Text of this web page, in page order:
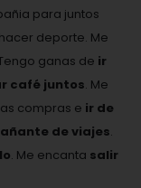
para juntos
deporte. Me
ganas de ir
café juntos. Me
compras e ir de
de viajes.
. Me encanta salir